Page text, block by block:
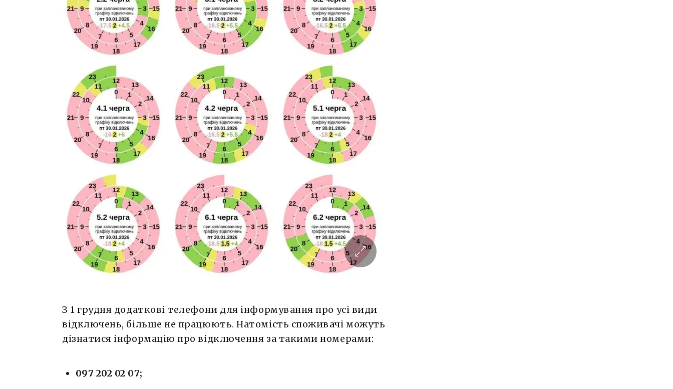
З 1 грудня додаткові телефони для інформування про усі види
відключень, більше не працюють. Натомість споживачі можуть
дізнатися інформацію про відключення за такими номерами:
097 202 02 07;